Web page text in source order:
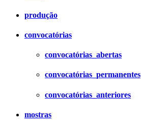
produção
convocatórias
convocatórias_abertas
convocatórias_permanentes
convocatórias_anteriores
mostras